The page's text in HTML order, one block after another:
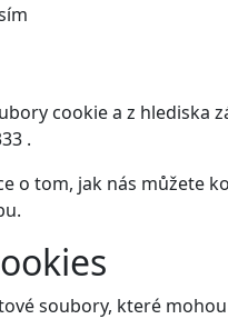
cookie a z hlediska
.
o tom, jak nás můžete
soubory, které